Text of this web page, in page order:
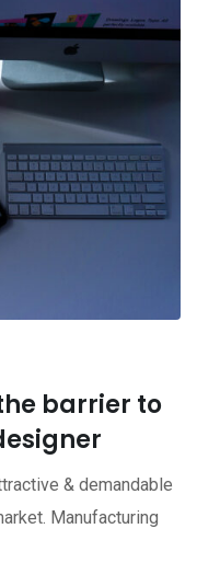
barrier to
& demandable
Manufacturing